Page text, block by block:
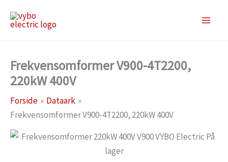
Frekvensomformer V900-4T2200,
220kW 400V
Forside
Dataark
Frekvensomformer V900-4T2200, 220kW 400V